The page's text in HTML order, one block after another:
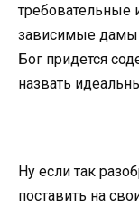
требовательные
зависимые дамы
Бог придется
назвать
Ну если так
поставить на